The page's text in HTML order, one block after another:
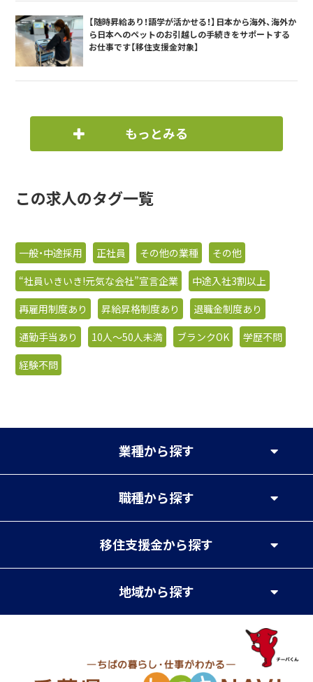
【随時昇給あり！語学が活かせる！】日本から海外、海外か
ら日本へのペットのお引越しの手続きをサポートする
お仕事です【移住支援金対象】
もっとみる
この求人のタグ一覧
一般・中途採用 正社員 その他の業種
その他
“社員いきいき!元気な会社”宣言企業
中途入社3割以上
再雇用制度あり
昇給昇格制度あり
退職金制度あり
通勤手当あり
10人〜50人未満 ブランクOK
学歴不問
経験不問
業種から探す
職種から探す
移住支援金から探す
地域から探す